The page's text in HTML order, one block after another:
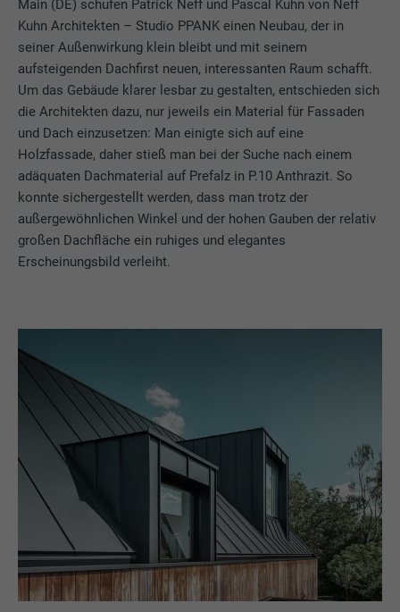
Main (DE) schufen Patrick Neff und Pascal Kuhn von Neff
Kuhn Architekten – Studio PPANK einen Neubau, der in
seiner Außenwirkung klein bleibt und mit seinem
aufsteigenden Dachfirst neuen, interessanten Raum schafft.
Um das Gebäude klarer lesbar zu gestalten, entschieden sich
die Architekten dazu, nur jeweils ein Material für Fassaden
und Dach einzusetzen: Man einigte sich auf eine
Holzfassade, daher stieß man bei der Suche nach einem
adäquaten Dachmaterial auf Prefalz in P.10 Anthrazit. So
konnte sichergestellt werden, dass man trotz der
außergewöhnlichen Winkel und der hohen Gauben der relativ
großen Dachfläche ein ruhiges und elegantes
Erscheinungsbild verleiht.